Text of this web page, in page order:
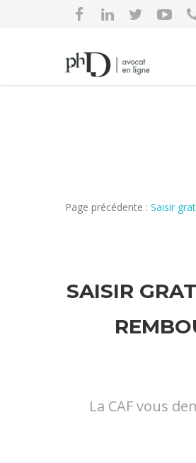
Page précédente : Saisir
SAISIR
La CAF vous